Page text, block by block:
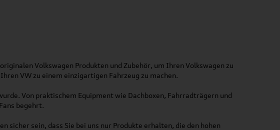
Volkswagen Produkten und Zubehör, um Ihren Volkswagen zu
VW zu einem einzigartigen Fahrzeug zu machen.
Von praktischem Equipment wie Dachboxen, Fahrradträgern und
begehrt.
sicher sein, dass Sie bei uns nur Produkte erhalten, die den hohen